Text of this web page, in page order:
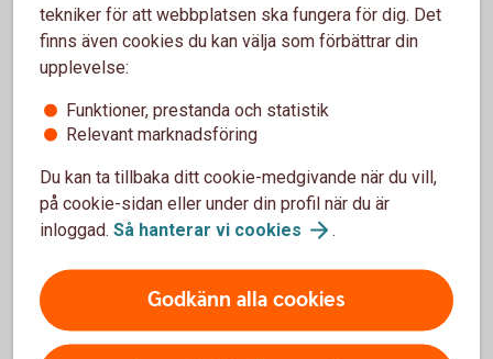
Jörgen Kennemar, Swedbank, telefon 070-643 83 29, e-
post: jorgen.kennemar@swedbank.se
silfonline@silf.se
32, e-post: love.liman.jacobsson@swedbank.se
tekniker för att webbplatsen ska fungera för dig. Det
finns även cookies du kan välja som förbättrar din
upplevelse:
Funktioner, prestanda och statistik
Relevant marknadsföring
Du kan ta tillbaka ditt cookie-medgivande när du vill,
på cookie-sidan eller under din profil när du är
inloggad. Så hanterar vi cookies .
Godkänn alla cookies